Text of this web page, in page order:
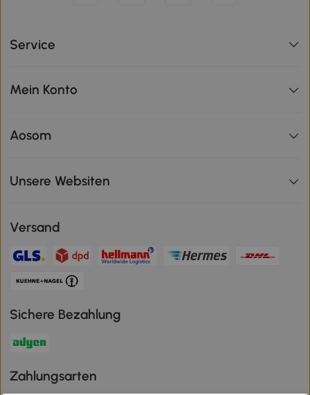
Service
Mein Konto
Aosom
Unsere Websiten
Versand
Sichere Bezahlung
Zahlungsarten